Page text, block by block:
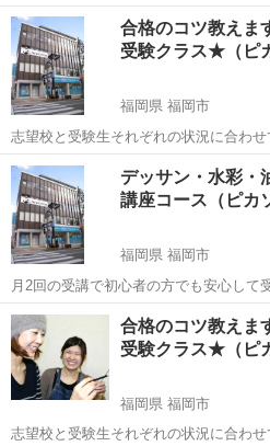
ッサン体験授業を行います。本格的な
フを完成させます。体験された方には
福岡 福岡市 デッサン
合格のコツ教えま
受験クラス★（ピ
福岡県 福岡市
志望校と受験生それぞれの状況に合わ
す。 美大・短大はもちろんのこと、九
など地元の芸術系高校にも力を入れて
一人ひとりの志望校に合わせた個別カリ
福岡 福岡市 デッサン
デッサン・水彩・
講座コース（ピカ
福岡県 福岡市
月2回の受講で初心者の方でも安心して
人基礎クラスではデッサンと水彩を順
パステル・アクリル・油絵・色鉛筆な
す！ 心地よいＢＧＭが流れるアトリエ...
福岡 福岡市 デッサン
合格のコツ教えま
受験クラス★（ピ
福岡県 福岡市
志望校と受験生それぞれの状況に合わ